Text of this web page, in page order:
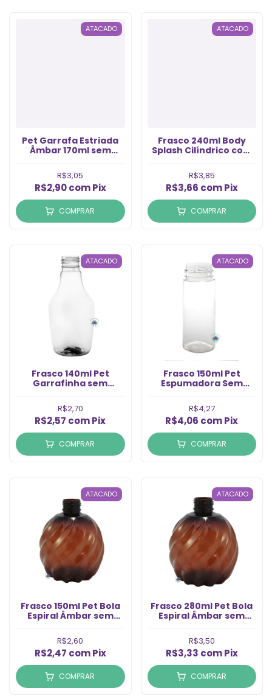
ATACADO
Pet Garrafa Estriada
mbar 170ml sem
(1un)
R$3,05
R$2,90com Pix
COMPRAR
ATACADO
Frasco 240ml Body
Splash Cilíndrico com
(Un)
R$3,85
R$3,66 com Pix
COMPRAR
ATACADO
Frasco 140ml Pet
Garrafinha sem
(1un)
R$2,70
R$2,57 comPix
COMPRAR
ATACADO
Frasco 150ml Pet
Espumadora Sem
(1un)
R$4,27
R$4,06 comPix
COMPRAR
ATACADO
Frasco 150ml Pet Bola
Espiral Âmbar sem
(1un)
R$2,60
R$2,47 com Pix
COMPRAR
ATACADO
Frasco 280ml Pet Bola
Espiral Âmbar sem
(1un)
R$3,50
R$3,33 com Pix
COMPRAR